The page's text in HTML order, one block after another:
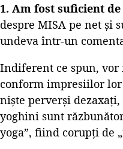
1. Am fost suficient
despre MISA pe net și
undeva într-un
Indiferent ce spun, vor
conform impresiilor
niște perverși dezaxați,
yoghini sunt
yoga”, fiind corupți de